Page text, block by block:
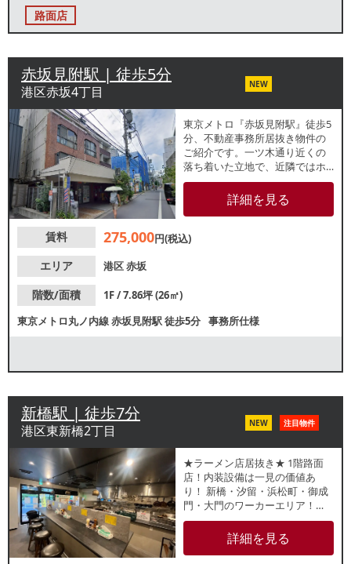
路面店
赤坂見附駅 | 徒歩5分
港区赤坂4丁目 NEW
東京メトロ『赤坂見附駅』徒歩5
分、不動産事務所居抜き物件の
ご紹介です。一ツ木通り近くの
落ち着いた立地で、近隣ではホ
テルや飲食店、事務所等が点在
するエリアです。アパレルショ
ップや雑貨店、アクセサリーシ
条件等、お気軽にお問合せくだ
詳細を見る
賃料 275,000円(税込)
エリア
港区赤坂
階数/面積
1F / 7.86坪 (26㎡)
東京メトロ丸ノ内線赤坂見附駅徒歩5分 事務所仕様
新橋駅 | 徒歩7分
港区東新橋2丁目 NEW 注目物件
★ラーメン店居抜き★ 1階路面
店！内装設備は一見の価値あ
り！ 新橋・汐留・浜松町・御成
門・大門のワーカーエリア！
【インフラ】電灯：有 動
力：有 ガス：6号メーター
水道：20mm 【厨房排気】
詳細を見る